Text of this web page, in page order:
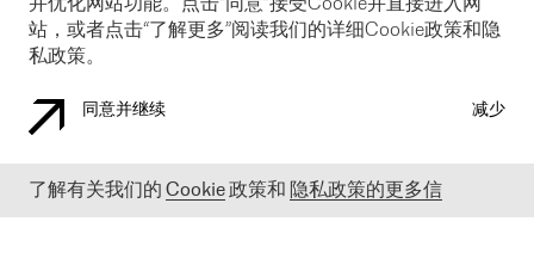
并优化网站功能。点击“同意”接受Cookie并直接进入网
站，或者点击“了解更多”阅读我们的详细Cookie政策和隐
私政策。
同意并继续 减少
了解有关我们的 Cookie政策和 隐私政策的更多信
阅
© 2003-2026 RETN GROUP OF COMPANIES. RETN NETWORKS LTD
COOKIE 政策